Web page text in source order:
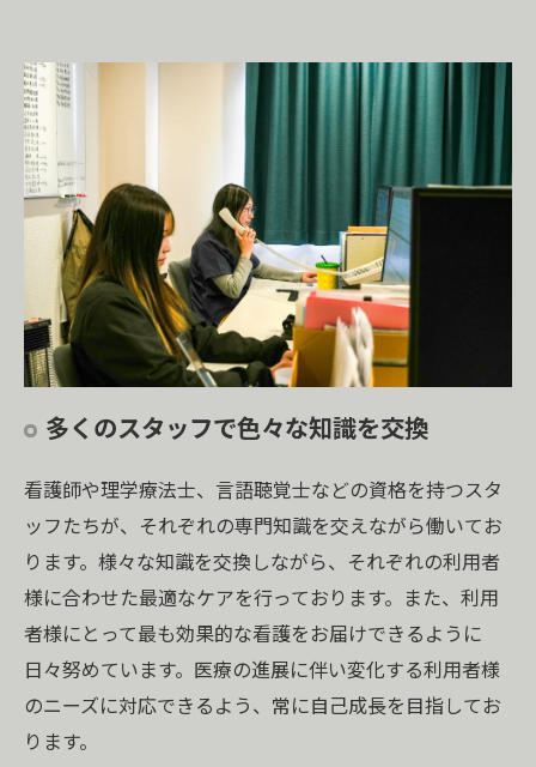
多くのスタッフで色々な知識を交換
看護師や理学療法士、言語聴覚士などの資格を持つスタ
ッフたちが、それぞれの専門知識を交えながら働いてお
ります。様々な知識を交換しながら、それぞれの利用者
様に合わせた最適なケアを行っております。また、利用
者様にとって最も効果的な看護をお届けできるように
日々努めています。医療の進展に伴い変化する利用者様
のニーズに対応できるよう、常に自己成長を目指してお
ります。